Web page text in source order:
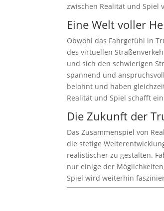
zwischen Realität und Spiel
Eine Welt voller
Obwohl das Fahrgefühl in
des virtuellen
und sich den schwierigen
spannend und
belohnt und haben
Realität und Spiel schafft
Die Zukunft der
Das Zusammenspiel von
die stetige
realistischer zu gestalten.
nur einige der
Spiel wird weiterhin